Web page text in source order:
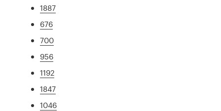
1887
676
700
956
1192
1847
1046